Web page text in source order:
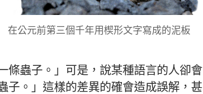
在公元前第三個千年用楔形文字寫成的泥板
條蟲子。」可是，說某種語言的人卻會
子。」這樣的差異的確會造成誤解，甚